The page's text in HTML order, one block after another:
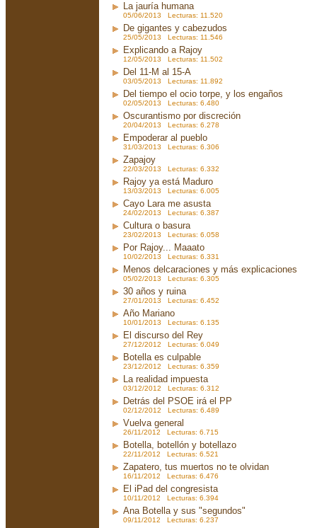
La jauría humana
05/06/2013 Lecturas: 11.520
De gigantes y cabezudos
25/05/2013 Lecturas: 11.546
Explicando a Rajoy
12/05/2013 Lecturas: 11.502
Del 11-M al 15-A
03/05/2013 Lecturas: 11.892
Del tiempo el ocio torpe, y los engaños
02/05/2013 Lecturas: 6.480
Oscurantismo por discreción
20/04/2013 Lecturas: 6.278
Empoderar al pueblo
31/03/2013 Lecturas: 6.306
Zapajoy
22/03/2013 Lecturas: 6.332
Rajoy ya está Maduro
13/03/2013 Lecturas: 6.005
Cayo Lara me asusta
24/02/2013 Lecturas: 6.387
Cultura o basura
23/02/2013 Lecturas: 6.058
Por Rajoy... Maaato
10/02/2013 Lecturas: 6.331
Menos delcaraciones y más explicaciones
05/02/2013 Lecturas: 6.305
30 años y ruina
27/01/2013 Lecturas: 6.452
Año Mariano
10/01/2013 Lecturas: 6.135
El discurso del Rey
27/12/2012 Lecturas: 6.049
Botella es culpable
23/12/2012 Lecturas: 6.359
La realidad impuesta
03/12/2012 Lecturas: 6.312
Detrás del PSOE irá el PP
02/12/2012 Lecturas: 6.489
Vuelva general
26/11/2012 Lecturas: 6.715
Botella, botellón y botellazo
22/11/2012 Lecturas: 6.521
Zapatero, tus muertos no te olvidan
16/11/2012 Lecturas: 6.476
El iPad del congresista
10/11/2012 Lecturas: 6.394
Ana Botella y sus "segundos"
09/11/2012 Lecturas: 6.237